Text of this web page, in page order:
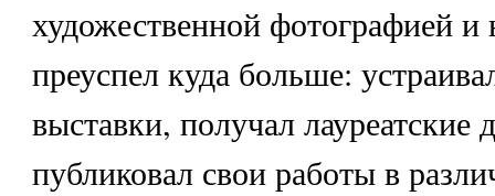
художественной фотографией
преуспел куда больше:
выставки, получал
публиковал свои работы в